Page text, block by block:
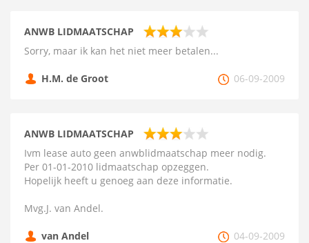
ANWB LIDMAATSCHAP
Sorry, maar ik kan het niet meer betalen...
H.M. de Groot 06-09-2009
ANWB LIDMAATSCHAP
Ivm lease auto geen anwblidmaatschap meer nodig.
Per 01-01-2010 lidmaatschap opzeggen.
Hopelijk heeft u genoeg aan deze informatie.
Mvg.J. van Andel.
van Andel 04-09-2009